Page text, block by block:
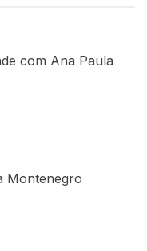
com Ana Paula
Montenegro